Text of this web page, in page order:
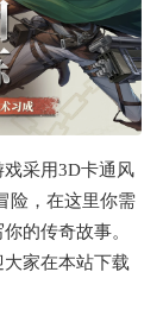
采用3D卡通风
险，在这里你需
的传奇故事。
家在本站下载